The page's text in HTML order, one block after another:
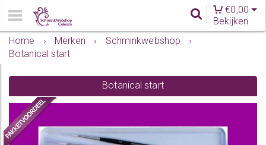
€0,00
Bekijken
Home
› Merken › Schminkwebshop
›
Botanical start
Botanical start